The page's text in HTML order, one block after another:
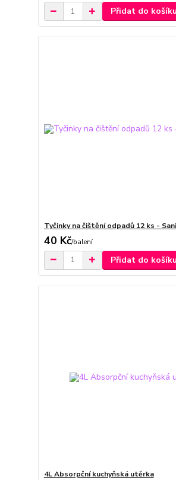
Přidat do košíku
Tyčinky na čištění odpadů 12 ks -
40 Kč/balení
Přidat do košíku
4L Absorpční kuchyňská utěrka